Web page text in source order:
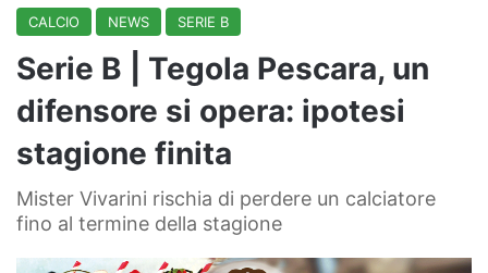
CALCIO NEWS SERIE B
Serie B | Tegola Pescara, un
difensore si opera: ipotesi
stagione finita
Mister Vivarini rischia di perdere un calciatore
fino al termine della stagione